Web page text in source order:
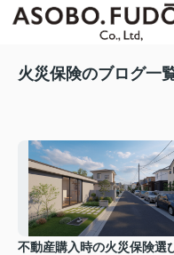
火災保険のブログ一
不動産購入時の火災保険選